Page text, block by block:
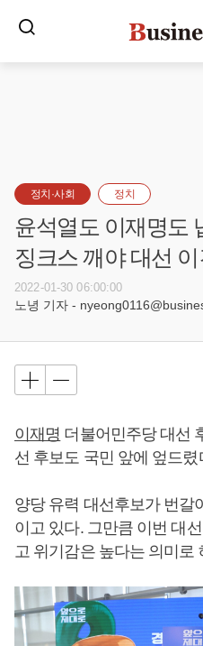
정치·사회 정치
윤석열도 이재명도
징크스 깨야 대선
2022-01-30 06:00:00
노녕 기자 -
이재명 더불어민주당 대선
선 후보도 국민 앞에 엎드렸
양당 유력 대선후보가 번갈
이고 있다. 그만큼 이번 대
고 위기감은 높다는 의미로